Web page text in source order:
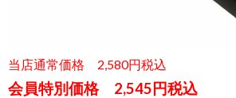
当店通常価格 2,580円税込
会員特別価格 2,545円税込